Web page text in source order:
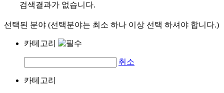
검색결과가 없습니다.
선택된 분야 (선택분야는 최소 하나 이상 선택 하셔야 합니다.)
카테고리
취소
카테고리